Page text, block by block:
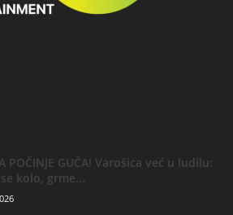
POČINJE GUČA! Varošica već u ludilu:
kolo, grme...